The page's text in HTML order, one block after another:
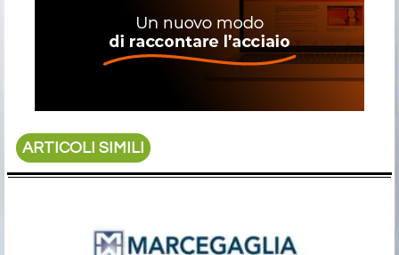
ARTICOLI SIMILI